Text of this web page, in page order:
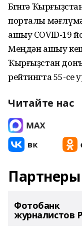
Бөгөнгә
порталы
ашыу COVID-19
Меңдән ашыу
Ҡырғыҙстан
рейтингта 55-се
Читайте нас
Партнеры
Фотобанк
журналистов